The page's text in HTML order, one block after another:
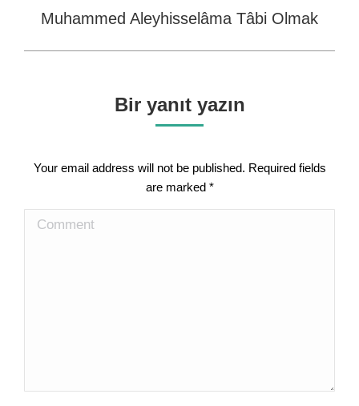
Next
Muhammed Aleyhisselâma Tâbi Olmak
Bir yanıt yazın
Your email address will not be published. Required fields
are marked *
Comment